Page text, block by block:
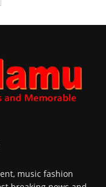
music fashion